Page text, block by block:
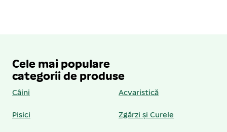
Cele mai populare
categorii de produse
Câini Acvaristică
Pisici Zgărzi și Curele